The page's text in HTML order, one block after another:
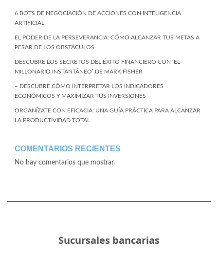
6 BOTS DE NEGOCIACIÓN DE ACCIONES CON INTELIGENCIA
ARTIFICIAL
EL PODER DE LA PERSEVERANCIA: CÓMO ALCANZAR TUS METAS A
PESAR DE LOS OBSTÁCULOS
DESCUBRE LOS SECRETOS DEL ÉXITO FINANCIERO CON ‘EL
MILLONARIO INSTANTÁNEO’ DE MARK FISHER
– DESCUBRE CÓMO INTERPRETAR LOS INDICADORES
ECONÓMICOS Y MAXIMIZAR TUS INVERSIONES
ORGANÍZATE CON EFICACIA: UNA GUÍA PRÁCTICA PARA ALCANZAR
LA PRODUCTIVIDAD TOTAL
COMENTARIOS RECIENTES
No hay comentarios que mostrar.
Sucursales bancarias